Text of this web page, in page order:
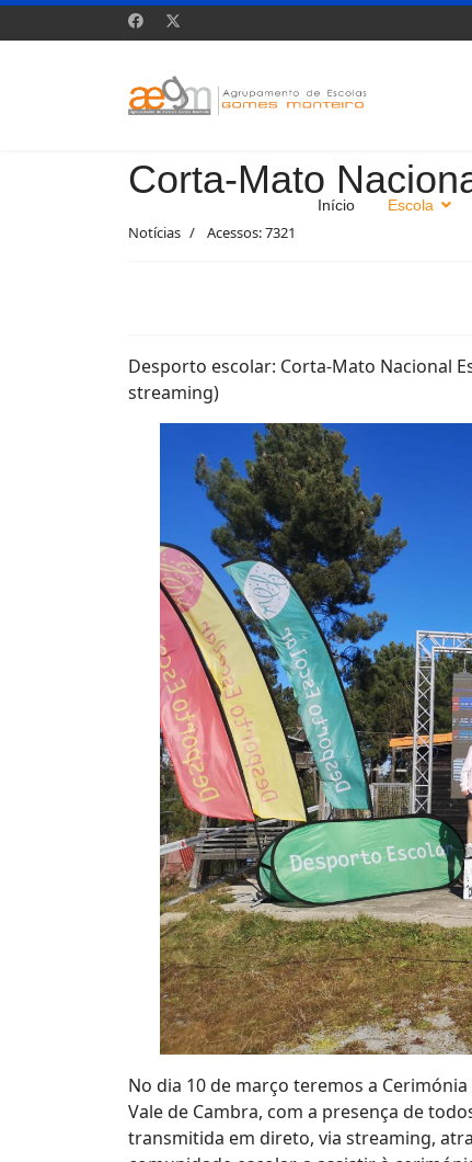
Início Escola
Corta-Mato
Notícias Acessos: 7321
Desporto escolar: Corta-Mato Nacional
streaming)
No dia 10 de março teremos a
Vale de Cambra, com a presença de
transmitida em direto, via streaming,